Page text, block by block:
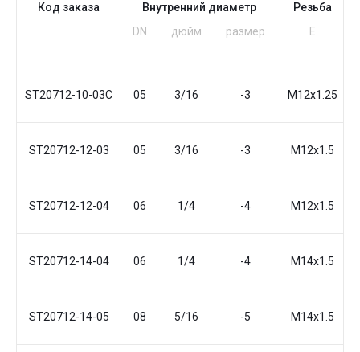
Код заказа Внутренний диаметр
Резьба
DN
дюйм размер Е
ST20712-10-03С 05 3/16 -3 М12x1.25
ST20712-12-03 05 3/16 -3 М12x1.5
ST20712-12-04 06 1/4 -4 М12x1.5
ST20712-14-04 06 1/4 -4 М14x1.5
ST20712-14-05 08 5/16 -5 М14x1.5